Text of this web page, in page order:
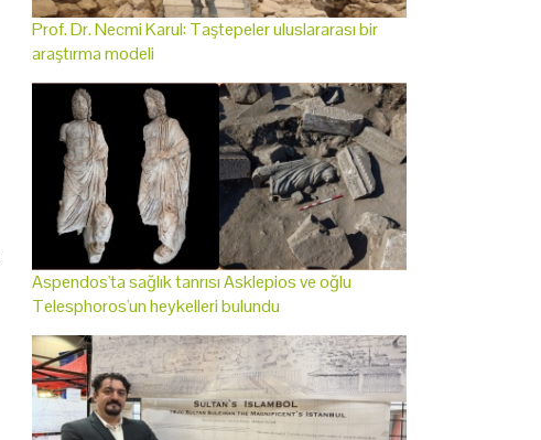
Prof. Dr. Necmi Karul: Taştepeler uluslararası bir
araştırma modeli
Aspendos'ta sağlık tanrısı Asklepios ve oğlu
Telesphoros'un heykelleri bulundu